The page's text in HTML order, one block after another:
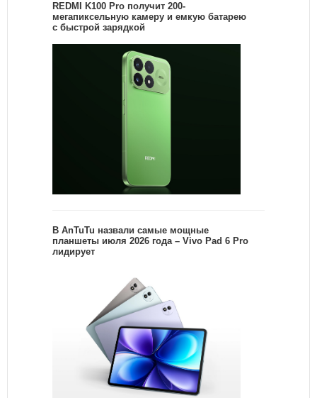
REDMI K100 Pro получит 200-
мегапиксельную камеру и емкую батарею
с быстрой зарядкой
В AnTuTu назвали самые мощные
планшеты июля 2026 года – Vivo Pad 6 Pro
лидирует